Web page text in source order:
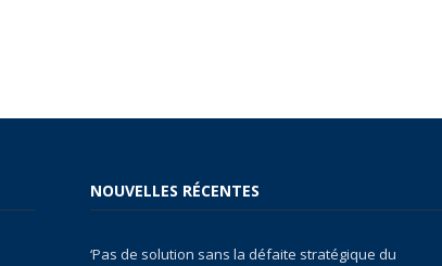
NOUVELLES RÉCENTES
‘Pas de solution sans la défaite stratégique du